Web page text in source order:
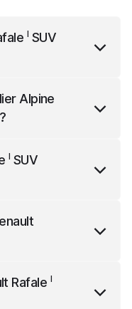
I SUV
i 1613
Alpine
I SUV
Rafale I